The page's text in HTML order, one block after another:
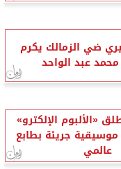
ضي الزمالك يكرم
محمد عبد الواحد
«الألبوم الإلكترو»
موسيقية جريئة بطابع
عالمي